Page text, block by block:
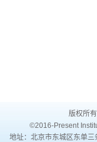
版权所
©2016-Present
地址：北京市东城区东